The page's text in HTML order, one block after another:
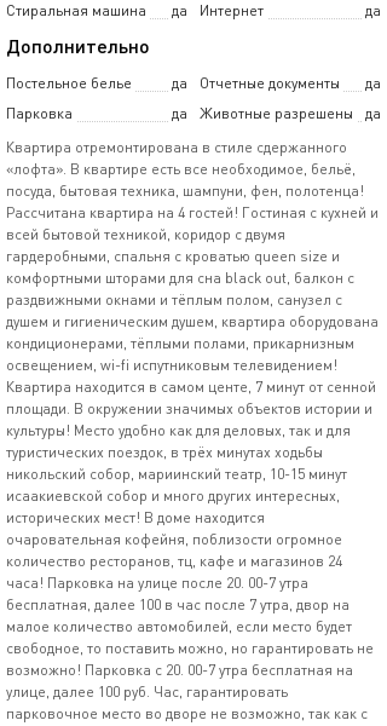
Стиральная машина
да Интернет да
Дополнительно
Постельное белье да Отчетные документы
да
Парковка
да Животные разрешены
да
Квартира отремонтирована в стиле сдержанного
«лофта». В квартире есть все необходимое, бельё,
посуда, бытовая техника, шампуни, фен, полотенца!
Рассчитана квартира на 4 гостей! Гостиная с кухней и
всей бытовой техникой, коридор с двумя
гардеробными, спальня с кроватью queen size и
комфортными шторами для сна black out, балкон с
раздвижными окнами и тёплым полом, санузел с
душем и гигиеническим душем, квартира оборудована
кондиционерами, тёплыми полами, прикарнизным
освещением, wi-fi испутниковым телевидением!
Квартира находится в самом центе, 7 минут от сенной
площади. В окружении значимых объектов истории и
культуры! Место удобно как для деловых, так и для
туристических поездок, в трёх минутах ходьбы
никольский собор, мариинский театр, 10-15 минут
исаакиевской собор и много других интересных,
исторических мест! В доме находится
очаровательная кофейня, поблизости огромное
количество ресторанов, тц, кафе и магазинов 24
часа! Парковка на улице после 20. 00-7 утра
бесплатная, далее 100 в час после 7 утра, двор на
малое количество автомобилей, если место будет
свободное, то поставить можно, но гарантировать не
возможно! Парковка с 20. 00-7 утра бесплатная на
улице, далее 100 руб. Час, гарантировать
парковочное место во дворе не возможно, так как с